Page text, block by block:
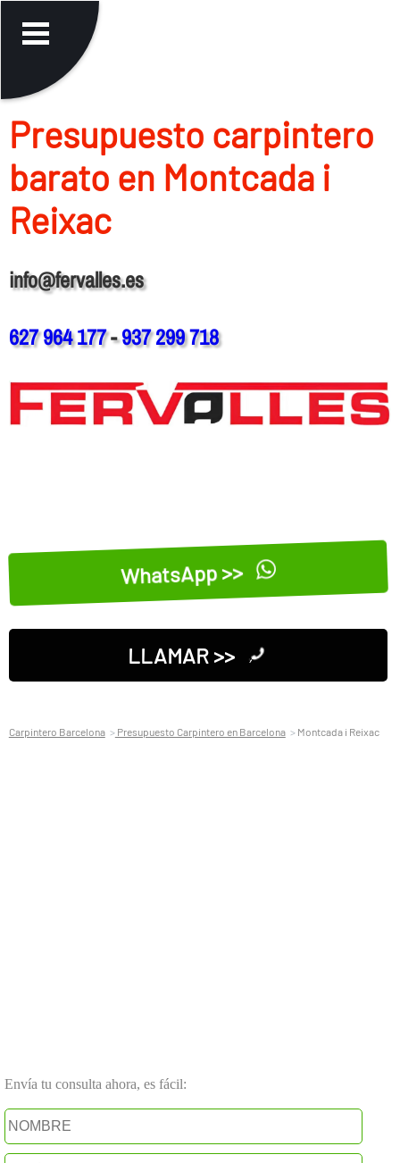
Presupuesto carpintero
barato en Montcada i
Reixac
info@fervalles.es
627 964 177-937 299 718
WhatsApp >>
LLAMAR >>
Carpintero Barcelona Presupuesto Carpintero en Barcelona Montcada i Reixac
Envía tu consulta ahora, es fácil: